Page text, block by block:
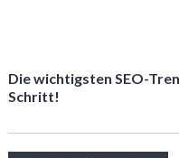
Die wichtigsten SEO-
Schritt!